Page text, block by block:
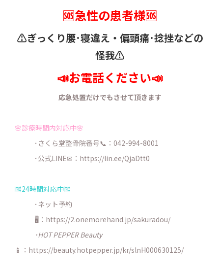
🆘急性の患者様🆘
⚠️ぎっくり腰･寝違え・ 偏頭痛･捻挫などの
怪我⚠️
📣お電話ください📣
応急処置だけでもさせて頂きます
🌸診療時間内対応中🌸
･さくら堂整骨院番号📞：042-994-8001
･公式LINE✉： https://lin.ee/QjaDtt0
🆓24時間対応中🆓
･ネット予約
🖥：https://2.onemorehand.jp/sakuradou/
･HOT PEPPER Beauty
📱：https://beauty.hotpepper.jp/kr/slnH000630125/